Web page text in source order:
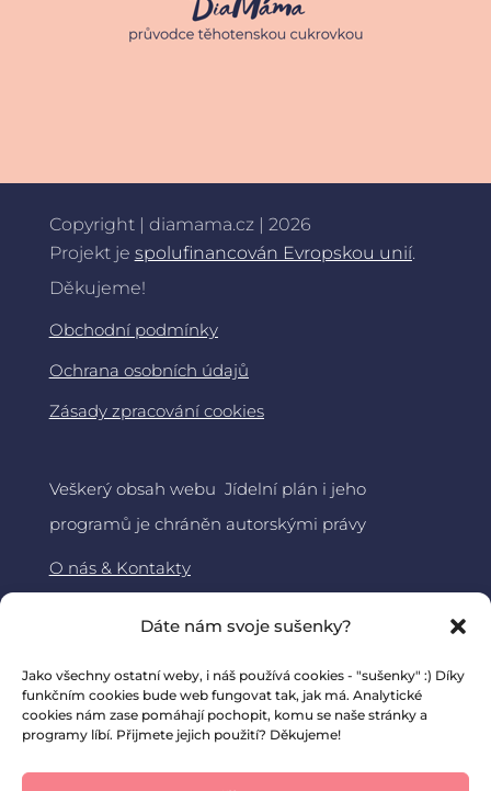
Dáte nám svoje sušenky?
Jako všechny ostatní weby, i náš používá cookies - "sušenky" :) Díky
funkčním cookies bude web fungovat tak, jak má. Analytické
cookies nám zase pomáhají pochopit, komu se naše stránky a
programy líbí. Přijmete jejich použití? Děkujeme!
Copyright | diamama.cz | 2026
Projekt je spolufinancován Evropskou unií.
Děkujeme!
Obchodní podmínky
Ochrana osobních údajů
Zásady zpracování cookies
Veškerý obsah webu Jídelní plán i jeho
programů je chráněn autorskými právy
O nás & Kontakty